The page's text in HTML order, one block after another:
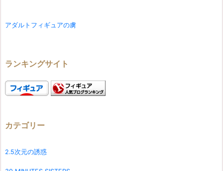
アダルトフィギュアの虜
ランキングサイト
カテゴリー
2.5次元の誘惑